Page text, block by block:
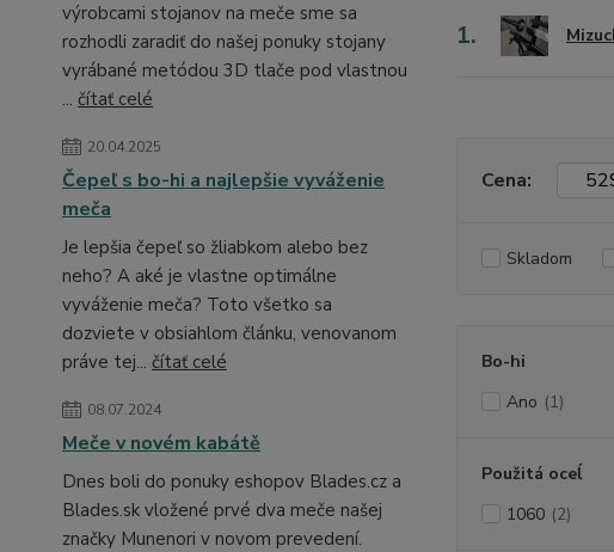
výrobcami stojanov na meče sme sa
rozhodli zaradiť do našej ponuky stojany
vyrábané metódou 3D tlače pod vlastnou
... čítať celé
20.04.2025
Čepeľ s bo-hi a najlepšie vyváženie
meča
Je lepšia čepeľ so žliabkom alebo bez
neho? A aké je vlastne optimálne
vyváženie meča? Toto všetko sa
dozviete v obsiahlom článku, venovanom
práve tej... čítať celé
08.07.2024
Meče v novém kabátě
Dnes boli do ponuky eshopov Blades.cz a
Blades.sk vložené prvé dva meče našej
značky Munenori v novom prevedení.
1.
Cena:
Skladom
Bo-hi
Ano (1)
Použitá oceĺ
1060 (2)